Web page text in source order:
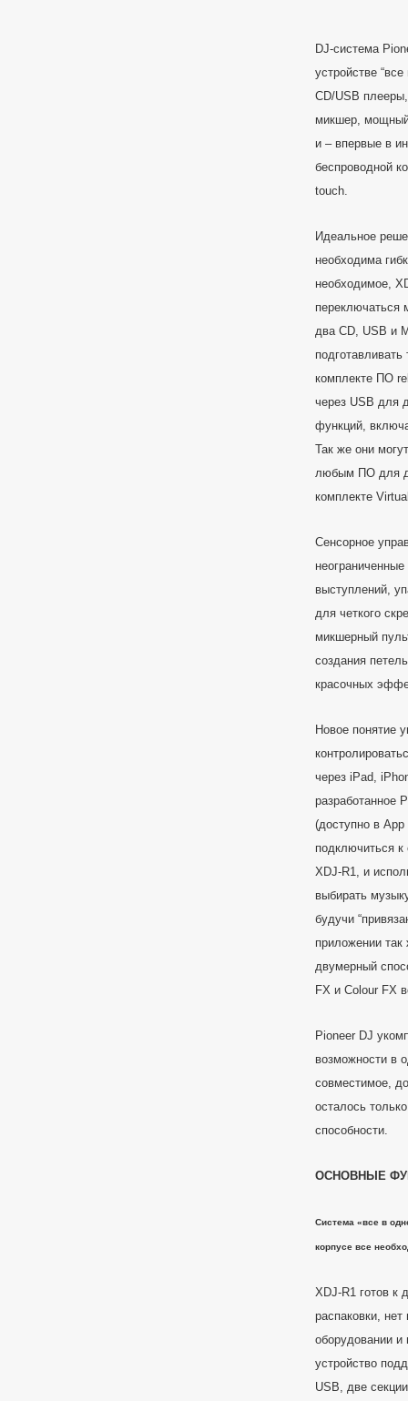
ПОРТАТИВНОЕ УСТРОЙСТВО,
БЕСПРОВОДНОЙ КОНТРОЛЬ С
DJ-система
устройстве
CD/USB
микшер,
и – впервые в
беспроводной
touch.
Идеальное
необходима
необходимое,
переключаться
два CD, USB и
комплекте ПО
через USB для
функций,
Так же они
любым ПО для
комплекте
Сенсорное
выступлений,
для четкого
микшерный
создания
красочных
Новое понятие
через iPad,
разработанное
(доступно в
подключиться к
XDJ-R1, и
выбирать
будучи
приложении
двумерный
FX и Colour FX
Pioneer DJ
возможности в
совместимое,
осталось
способности.
ОСНОВНЫЕ
Система «все в
корпусе все
XDJ-R1 готов к
распаковки,
оборудовании
устройство
USB, две